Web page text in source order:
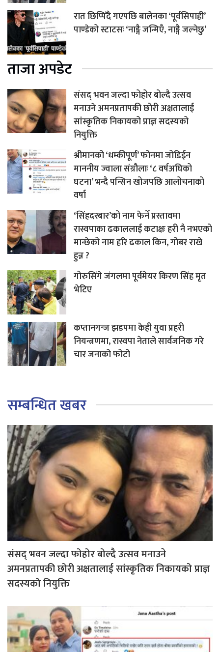
रात छिप्पिँदै गएपछि बालेनका ‘पूर्वसिपाही’
पाण्डेको स्टाटसः ‘नाङ्गै जन्मिएँ, नाङ्गै जल्नेछु’
ताजा अपडेट
संसद् भवन जल्दा फोहोर बोल्दै उत्सव
मनाउने अमनप्रतापकी छोरी अक्षतालाई
सांस्कृतिक निकायको प्राज्ञ सदस्यको
नियुक्ति
श्रीमानको ‘धम्कीपूर्ण’ फोनमा जोडिईन
माननीय ज्वाला संग्रौलाः ‘८ वर्षअघिको
घटना’ भन्दै पन्सिन खोजपछि आलोचनाको
वर्षा
‘सिंहदरबार’को नाम फेर्ने प्रस्तावमा
रास्वपाका ढकाललाई कटाक्षः हरी नै नभएको
मान्छेको नाम हरि ढकाल किन, गोबर राखे
हुन्न ?
गोरुसिंगे जंगलमा पूर्वमेयर किरण सिंह मृत
भेटिए
कप्तानगन्ज झडपमा केही युवा प्रहरी
नियन्त्रणमा, रास्वपा नेताले सार्वजनिक गरे
चार जनाको फोटो
सम्बन्धित खबर
संसद् भवन जल्दा फोहोर बोल्दै उत्सव मनाउने
अमनप्रतापकी छोरी अक्षतालाई सांस्कृतिक निकायको प्राज्ञ
सदस्यको नियुक्ति